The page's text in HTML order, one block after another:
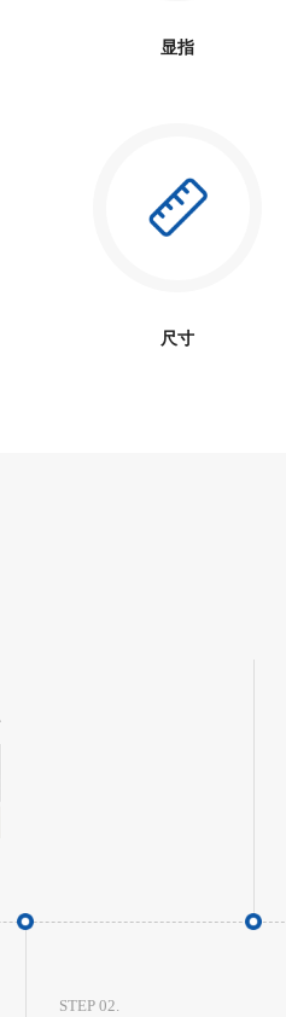
显指
尺寸
STEP 02.